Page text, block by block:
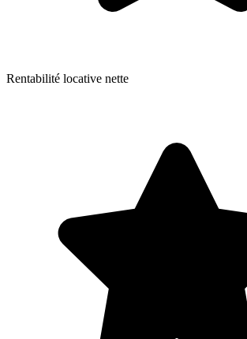
Rentabilité locative nette